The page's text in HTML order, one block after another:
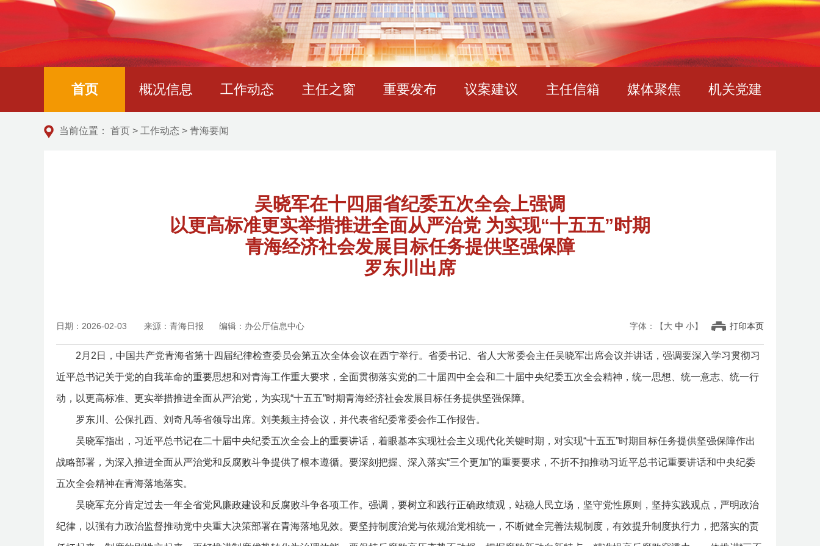
首页 概况信息 工作动态 主任之窗 重要发布 议案建议 主任信箱 媒体聚焦 机关党建
当前位置： 首页 > 工作动态 > 青海要闻
吴晓军在十四届省纪委五次全会上强调
以更高标准更实举措推进全面从严治党 为实现“十五五”时期
青海经济社会发展目标任务提供坚强保障
罗东川出席
日期：2026-02-03 来源：青海日报 编辑：办公厅信息中心 字体：【大 中 小】 打印本页
2月2日，中国共产党青海省第十四届纪律检查委员会第五次全体会议在西宁举行。省委书记、省人大常委会主任吴晓军出席会议并讲话，强调要深入学习贯彻习
近平总书记关于党的自我革命的重要思想和对青海工作重大要求，全面贯彻落实党的二十届四中全会和二十届中央纪委五次全会精神，统一思想、统一意志、统一行
动，以更高标准、更实举措推进全面从严治党，为实现“十五五”时期青海经济社会发展目标任务提供坚强保障。
罗东川、公保扎西、刘奇凡等省领导出席。刘美频主持会议，并代表省纪委常委会作工作报告。
吴晓军指出，习近平总书记在二十届中央纪委五次全会上的重要讲话，着眼基本实现社会主义现代化关键时期，对实现“十五五”时期目标任务提供坚强保障作出
战略部署，为深入推进全面从严治党和反腐败斗争提供了根本遵循。要深刻把握、深入落实“三个更加”的重要要求，不折不扣推动习近平总书记重要讲话和中央纪委
五次全会精神在青海落地落实。
吴晓军充分肯定过去一年全省党风廉政建设和反腐败斗争各项工作。强调，要树立和践行正确政绩观，站稳人民立场，坚守党性原则，坚持实践观点，严明政治
纪律，以强有力政治监督推动党中央重大决策部署在青海落地见效。要坚持制度治党与依规治党相统一，不断健全完善法规制度，有效提升制度执行力，把落实的责